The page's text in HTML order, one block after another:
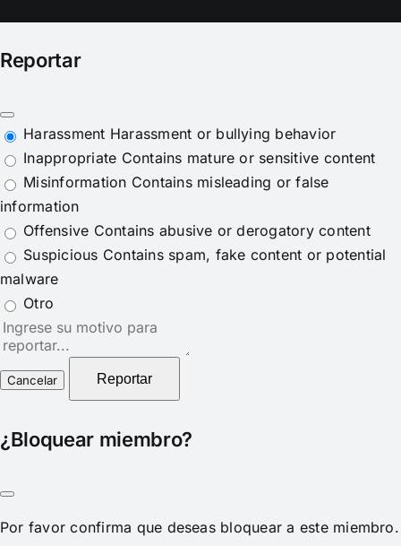
Reportar
Harassment Harassment or bullying behavior
Inappropriate Contains mature or sensitive content
Misinformation Contains misleading or false
information
Offensive Contains abusive or derogatory content
Suspicious Contains spam, fake content or potential
malware
Otro
Nota
del
reporte
Reportar
¿Bloquear miembro?
Por favor confirma que deseas bloquear a este miembro.